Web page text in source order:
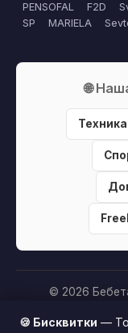
PENSOFAL
F2D
SP
MARIELA
🌐
© 2026
Партньорско
🍪 Бисквитки —